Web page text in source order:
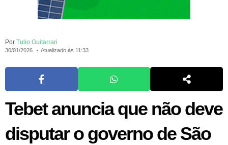
Por Tulio Guitarrari
30/01/2026 Atualizado às 11:33
Tebet anuncia que não deve
disputar o governo de São